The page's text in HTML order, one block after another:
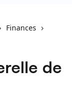
Finances
de